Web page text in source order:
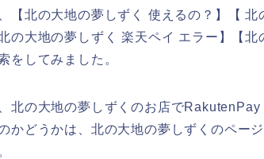
【北の大地の夢しずく 使えるの？】【 北
大地の夢しずく 楽天ペイ エラー】【北
してみました。
北の大地の夢しずくのお店でRakutenPay
かどうかは、北の大地の夢しずくのペー